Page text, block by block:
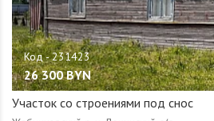
26 300 BYN
Участок со строениями под снос